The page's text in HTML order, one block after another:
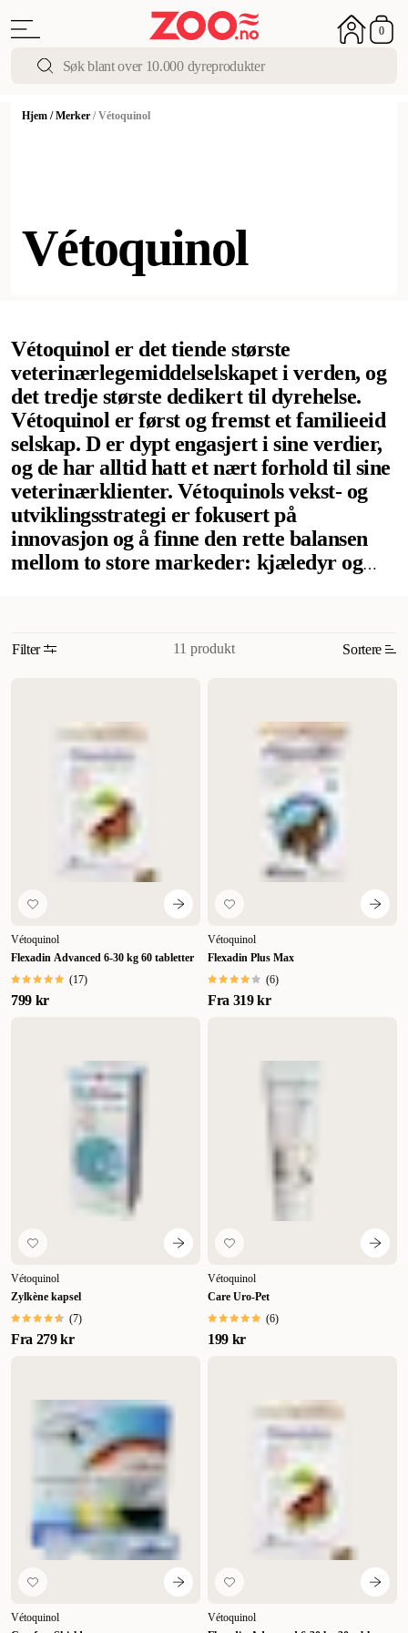
0
Hjem /Merker /Vétoquinol
Vétoquinol
Vétoquinol er det tiende største
veterinærlegemiddelselskapet i verden, og
det tredje største dedikert til dyrehelse.
Vétoquinol er først og fremst et familieeid
selskap. D er dypt engasjert i sine verdier,
og de har alltid hatt et nært forhold til sine
veterinærklienter. Vétoquinols vekst- og
utviklingsstrategi er fokusert på
innovasjon og å finne den rette balansen
mellom to store markeder: kjæledyr og
700 medisinske og ikke-medisinske
tilstedeværelse i 23 land gjennom sine
datterselskaper, har de et sterkt nettverk
av 140 distribusjonspartnere og synlighet
for produktene sine i mer enn 100 land.
Filter 11 produkt Sortere
Høyest pris
Lavest pris
Vétoquinol
Flexadin Advanced 6-30 kg 60 tabletter
(17)
799 kr
Vétoquinol
Flexadin Plus Max
(6)
Fra 319 kr
Vétoquinol
Zylkène kapsel
(7)
Fra 279 kr
Vétoquinol
Care Uro-Pet
(6)
199 kr
Vétoquinol
Vétoquinol